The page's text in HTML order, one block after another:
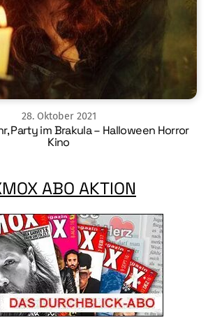
28. Oktober 2021
Party im Brakula – Halloween Horror
Kino
ABO AKTION